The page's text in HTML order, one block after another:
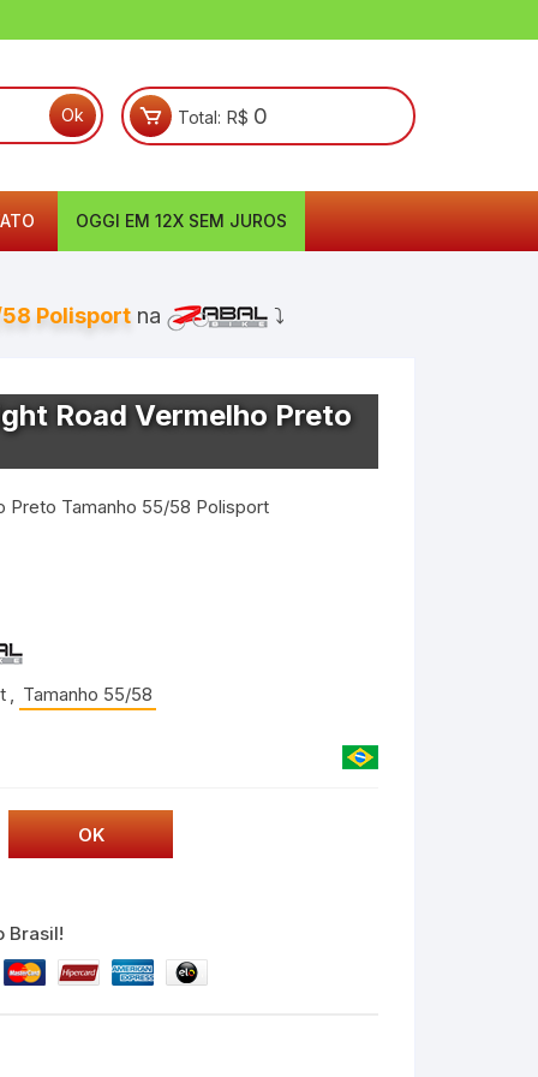
Total: R$ 0
OGGI EM 12X SEM JUROS
Polisportna ⤵
Road Vermelho Preto
Preto Tamanho 55/58 Polisport
, Tamanho 55/58
Brasil!